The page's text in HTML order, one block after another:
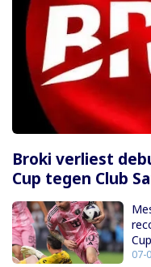
Broki verliest
Cup tegen Club
Cup
07-